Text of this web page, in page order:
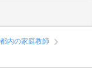
内の家庭教師